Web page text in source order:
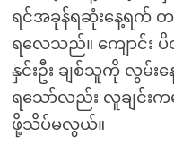
ရင်အခုန်ရဆုံးနေ့ရက်
ရလေသည်။ ကျောင်း
နှင်းဦး ချစ်သူကို လွမ်
ရသော်လည်း လူချင်းက
ဖို့သိပ်မလွယ်။